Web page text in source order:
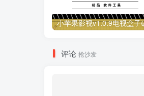
评论 抢沙发